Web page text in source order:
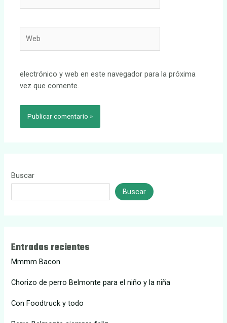
electrónico y web en este navegador para la próxima
vez que comente.
Buscar
Buscar
Entradas recientes
Mmmm Bacon
Chorizo de perro Belmonte para el niño y la niña
Con Foodtruck y todo